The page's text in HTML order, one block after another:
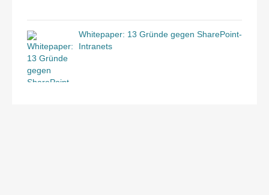
Whitepaper: 13 Gründe gegen SharePoint-
Intranets